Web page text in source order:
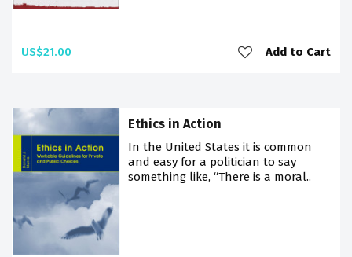
US$21.00 Add to Cart
Ethics in Action
In the United States it is common
and easy for a politician to say
something like, “There is a moral..